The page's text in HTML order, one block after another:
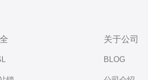
关于公司
BLOG